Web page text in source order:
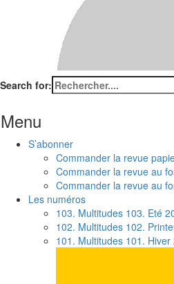
Search for:
Menu
Aller
S’abonner
Commander la revue
Commander la revue au
Commander la revue au
Les numéros
103. Multitudes 103. Eté
102. Multitudes 102.
101. Multitudes 101. Hiver